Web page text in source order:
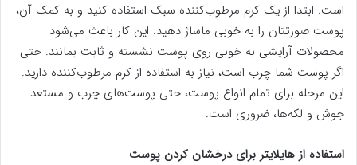
است. ابتدا از یک کرم مرطوب‌کننده سبک استفاده کنید و به کمک آن،
پوست صورتتان را به خوبی ماساژ دهید. این کار باعث می‌شود
محصولات آرایشی به خوبی روی پوست نشسته و ثابت بمانند. حتی
اگر پوست شما چرب است، نیاز به استفاده از کرم مرطوب‌کننده دارید.
این مرحله برای تمام انواع پوست، حتی پوست‌های چرب و مستعد
جوش و لکه‌ها، ضروری است.
استفاده از هایلایتر برای درخشان کردن پوست